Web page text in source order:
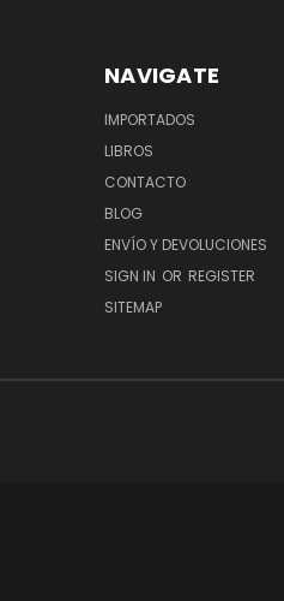
NAVIGATE
IMPORTADOS
LIBROS
CONTACTO
BLOG
ENVÍO Y DEVOLUCIONES
SIGN IN OR REGISTER
SITEMAP